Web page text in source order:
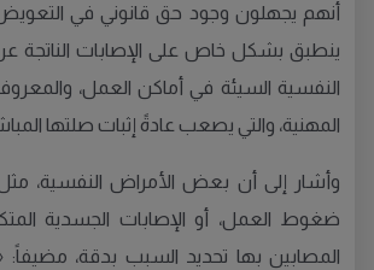
أنهم يجهلون وجود حق قانوني في
ينطبق بشكل خاص على الإصابات الناتجة عن
النفسية السيئة في أماكن العمل،
المهنية، والتي يصعب عادةً إثبات صلتها
وأشار إلى أن بعض الأمراض النفسية، مثل
ضغوط العمل، أو الإصابات الجسدية
المصابين بها تحديد السبب بدقة، مضيفاً: